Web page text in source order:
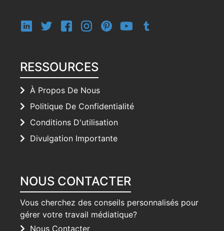
RESSOURCES
À Propos De Nous
Politique De Confidentialité
Conditions D'utilisation
Divulgation Importante
NOUS CONTACTER
Vous cherchez des conseils personnalisés pour
gérer votre travail médiatique?
Nous Contacter